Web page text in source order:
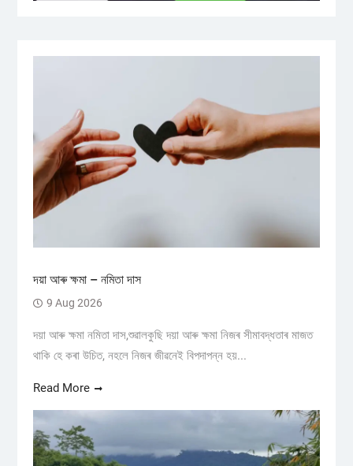
দয়া আৰু ক্ষমা – নমিতা দাস
9 Aug 2026
দয়া আৰু ক্ষমা নমিতা দাস,শুৱালকুছি দয়া আৰু ক্ষমা নিজৰ সীমাবদ্ধতাৰ মাজত
থাকি হে কৰা উচিত, নহলে নিজৰ জীৱনেই বিপদাপন্ন হয়...
Read More